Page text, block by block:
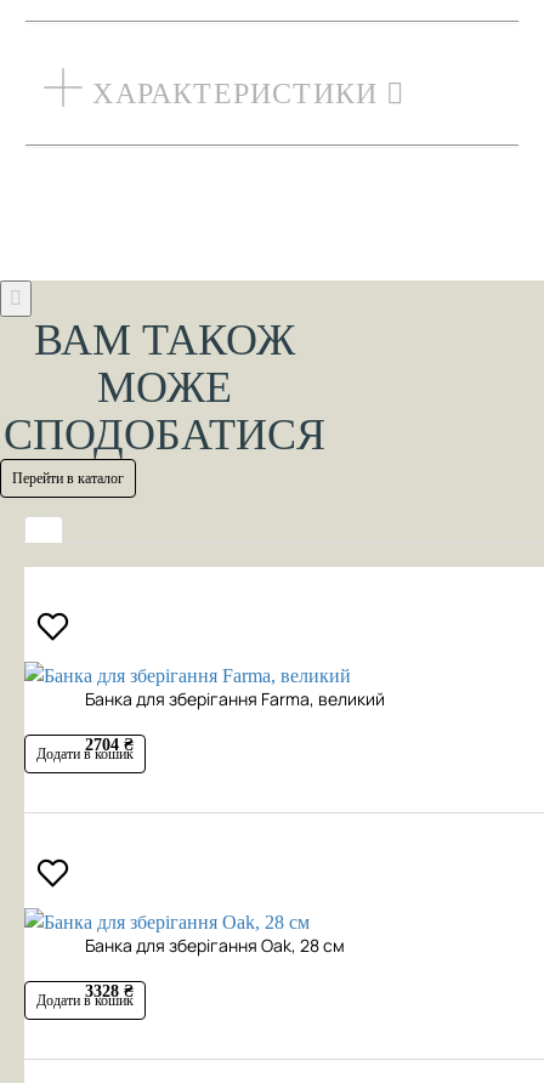
ХАРАКТЕРИСТИКИ
ВАМ ТАКОЖ
МОЖЕ
СПОДОБАТИСЯ
Перейти в каталог
Банка для зберігання Farma, великий
2704 ₴
Додати в кошик
Банка для зберігання Oak, 28 см
3328 ₴
Додати в кошик